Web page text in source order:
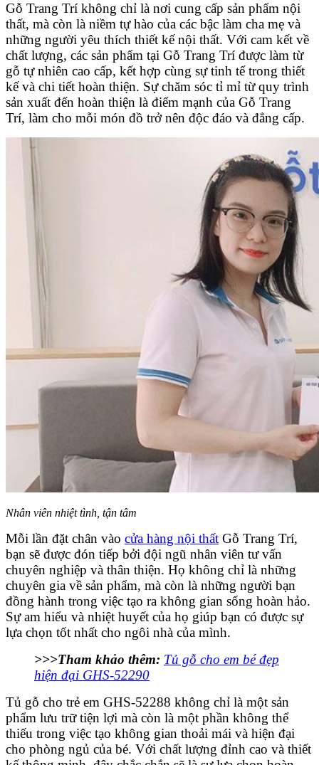
Gỗ Trang Trí không chỉ là nơi cung cấp sản phẩm nội
thất, mà còn là niềm tự hào của các bậc làm cha mẹ và
những người yêu thích thiết kế nội thất. Với cam kết về
chất lượng, các sản phẩm tại Gỗ Trang Trí được làm từ
gỗ tự nhiên cao cấp, kết hợp cùng sự tinh tế trong thiết
kế và chi tiết hoàn thiện. Sự chăm sóc tỉ mỉ từ quy trình
sản xuất đến hoàn thiện là điểm mạnh của Gỗ Trang
Trí, làm cho mỗi món đồ trở nên độc đáo và đẳng cấp.
Nhân viên nhiệt tình, tận tâm
Mỗi lần đặt chân vào cửa hàng nội thất Gỗ Trang Trí,
bạn sẽ được đón tiếp bởi đội ngũ nhân viên tư vấn
chuyên nghiệp và thân thiện. Họ không chỉ là những
chuyên gia về sản phẩm, mà còn là những người bạn
đồng hành trong việc tạo ra không gian sống hoàn hảo.
Sự am hiểu và nhiệt huyết của họ giúp bạn có được sự
lựa chọn tốt nhất cho ngôi nhà của mình.
>>>Tham khảo thêm: Tủ gỗ cho em bé đẹp
hiện đại GHS-52290
Tủ gỗ cho trẻ em GHS-52288 không chỉ là một sản
phẩm lưu trữ tiện lợi mà còn là một phần không thể
thiếu trong việc tạo không gian thoải mái và hiện đại
cho phòng ngủ của bé. Với chất lượng đỉnh cao và thiết